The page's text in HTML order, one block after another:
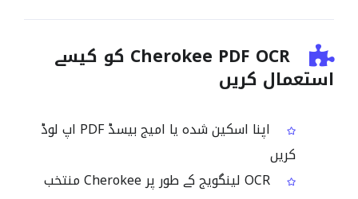
Cherokee PDF OCR کو کیسے
استعمال کریں
اپنا اسکین شدہ یا امیج بیسڈ PDF اپ لوڈ
کریں
OCR لینگویج کے طور پر Cherokee منتخب